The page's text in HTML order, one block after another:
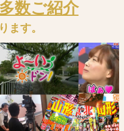
数ご紹介
ます。